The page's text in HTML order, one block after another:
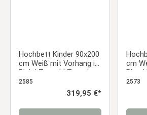
Hochbett Kinder 90x200
cm Weiß mit Vorhang in
Pink | Tunnel | Turm |
Rutsche | mit
Lattenrost | mit
2585
Regulärer Preis:
319,95 €*
cm
Blau |
2573